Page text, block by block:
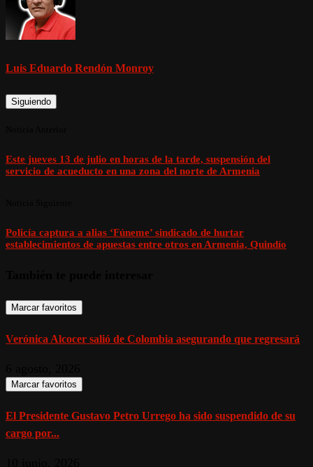
Luis Eduardo Rendón Monroy
Siguiendo
Este jueves 13 de julio en horas de la tarde, suspensión del
servicio de acueducto en una zona del norte de Armenia
Policía captura a alias ‘Fúneme’ sindicado de hurtar
establecimientos de apuestas entre otros en Armenia, Quindío
Marcar favoritos
Verónica Alcocer salió de Colombia asegurando que regresará
Marcar favoritos
El Presidente Gustavo Petro Urrego ha sido suspendido de su
cargo por...